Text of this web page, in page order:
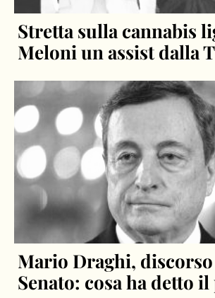
Stretta sulla cannabis
Meloni un assist dalla
Mario Draghi, discorso
Senato: cosa ha detto